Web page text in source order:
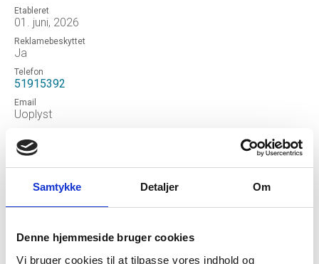
Samtykke Detaljer Om
Denne hjemmeside bruger cookies
Vi bruger cookies til at tilpasse vores indhold og
Etableret
01. juni, 2026
Reklamebeskyttet
Ja
Telefon
51915392
Email
Uoplyst
Ulstrup Auto ApS
Revision fravalgt
Selskabets formål er at udøve virksomhed med handel og